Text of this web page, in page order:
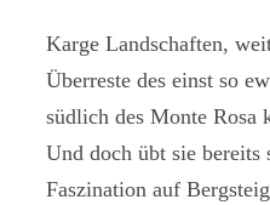
Karge Landschaften,
Überreste des einst so
südlich des Monte Rosa
Und doch übt sie bereits
Faszination auf